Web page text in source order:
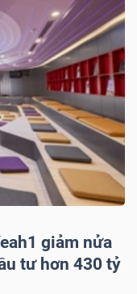
giảm nửa
tư hơn 430 tỷ